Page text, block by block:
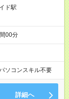
ド駅
00分
ソコンスキル不要
詳細へ